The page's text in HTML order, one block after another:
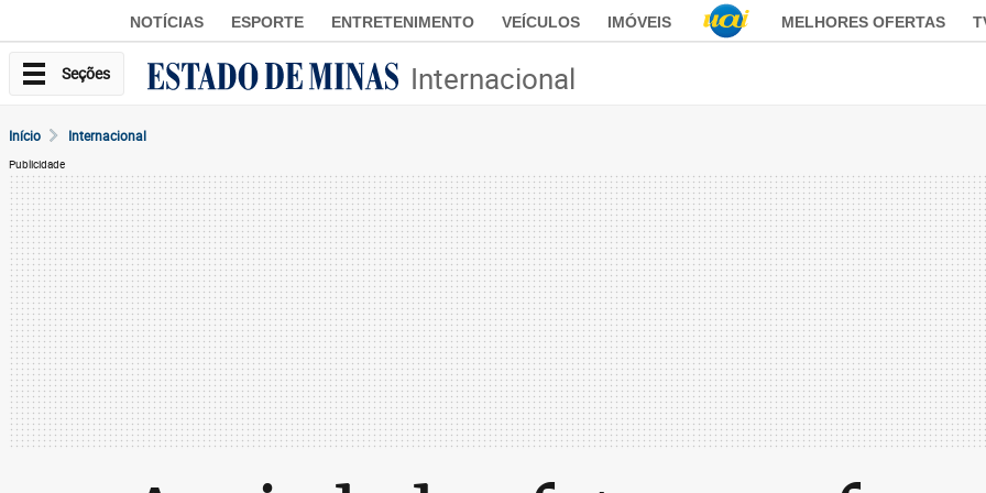
NOTÍCIAS ESPORTE ENTRETENIMENTO VEÍCULOS IMÓVEIS MELHORES OFERTAS
Seções Internacional
Início Internacional
Publicidade